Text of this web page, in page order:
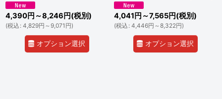
4,390円 ～8,246 円(税別)
(税込 : 4,829円 ～9,071 円)
オプション選択
4,041 円 ～7,565円(税別)
(税込 : 4,446円 ～8,322円)
オプション選択